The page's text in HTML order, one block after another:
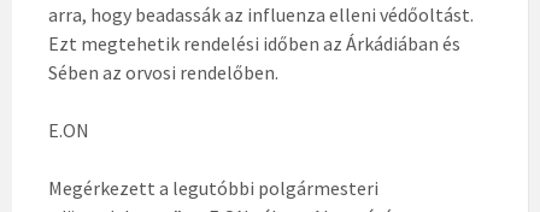
arra, hogy beadassák az influenza elleni védőoltást.
Ezt megtehetik rendelési időben az Árkádiában és
Sében az orvosi rendelőben.
E.ON
Megérkezett a legutóbbi polgármesteri